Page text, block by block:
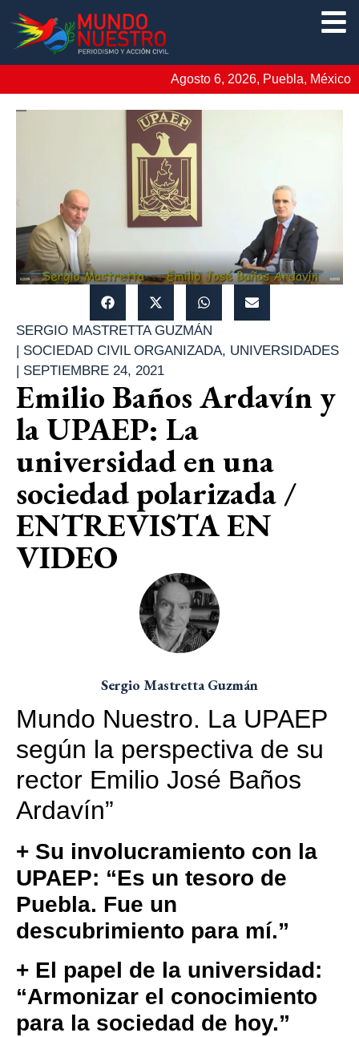
Agosto 6, 2026, Puebla, México
SERGIO MASTRETTA GUZMÁN
SOCIEDAD CIVIL ORGANIZADA, UNIVERSIDADES
SEPTIEMBRE 24, 2021
Emilio Baños Ardavín y
la UPAEP: La
universidad en una
sociedad polarizada /
ENTREVISTA EN
VIDEO
Sergio Mastretta Guzmán
Mundo Nuestro. La UPAEP
según la perspectiva de su
rector Emilio José Baños
Ardavín”
+ Su involucramiento con la
UPAEP: “Es un tesoro de
Puebla. Fue un
descubrimiento para mí.”
+ El papel de la universidad:
“Armonizar el conocimiento
para la sociedad de hoy.”